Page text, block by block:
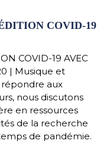
COVID-19
COVID-19 AVEC
| Musique et
aux
nous discutons
en ressources
de la recherche
de pandémie.